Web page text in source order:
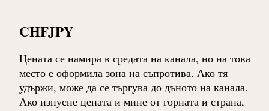
CHFJPY
Цената се намира в средата на канала, но на това
место е оформила зона на съпротива. Ако тя
удържи, може да се търгува до дъното на канала.
Ако изпусне цената и мине от горната и страна,